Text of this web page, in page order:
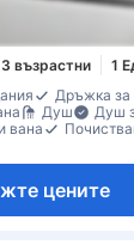
възрастни
1
Дръжка за
Душ
Душ
вана
цените